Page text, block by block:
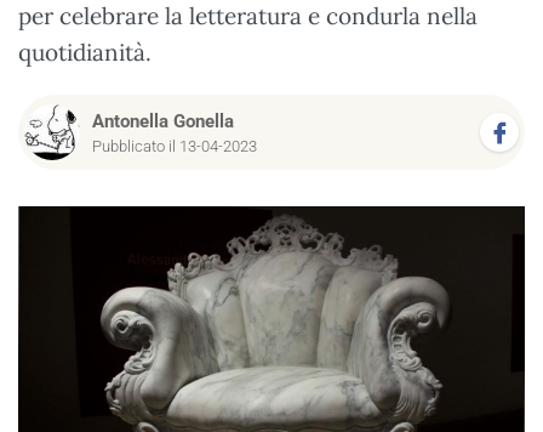
per celebrare la letteratura e condurla nella
quotidianità.
Antonella Gonella
Pubblicato il 13-04-2023